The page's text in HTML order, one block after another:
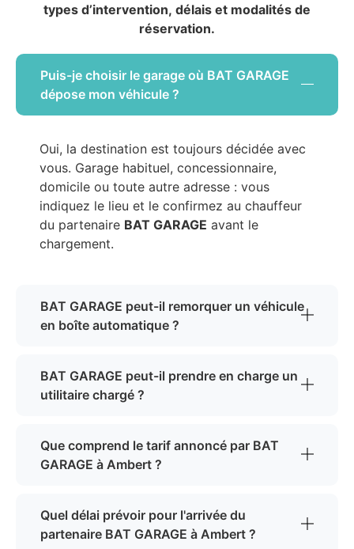
types d’intervention, délais et modalités de
réservation.
Puis-je choisir le garage où BAT GARAGE
dépose mon véhicule ?
Oui, la destination est toujours décidée avec
vous. Garage habituel, concessionnaire,
domicile ou toute autre adresse : vous
indiquez le lieu et le confirmez au chauffeur
du partenaire BAT GARAGE avant le
chargement.
BAT GARAGE peut-il remorquer un véhicule
en boîte automatique ?
BAT GARAGE peut-il prendre en charge un
utilitaire chargé ?
Que comprend le tarif annoncé par BAT
GARAGE à Ambert ?
Quel délai prévoir pour l'arrivée du
partenaire BAT GARAGE à Ambert ?